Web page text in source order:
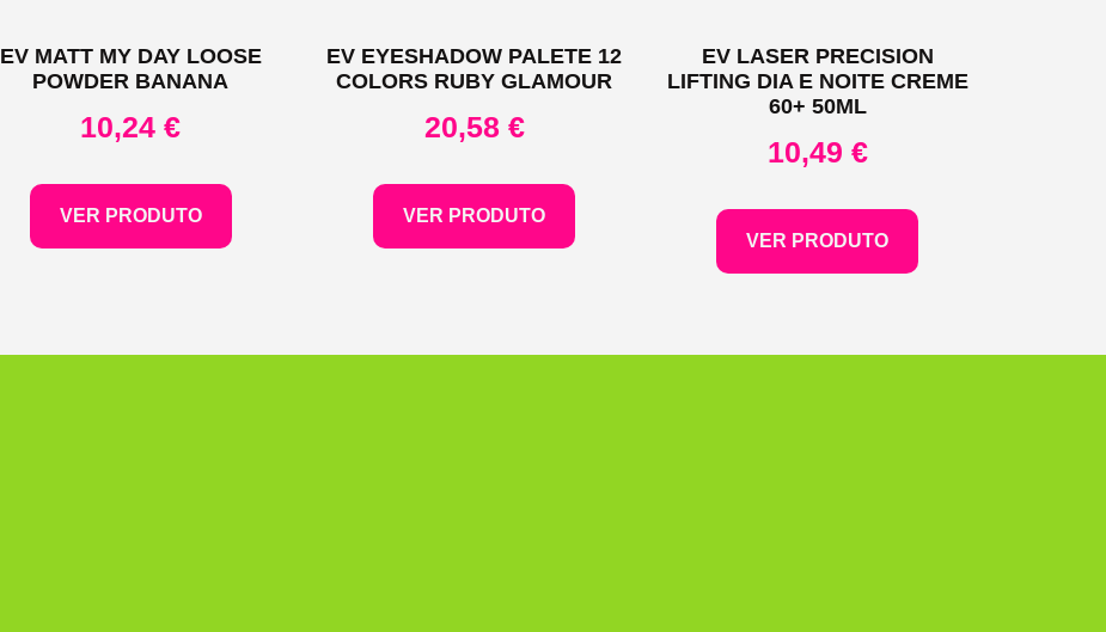
EV MATT MY DAY LOOSE
POWDER BANANA
10,24€
VER PRODUTO
EV EYESHADOW PALETE 12
COLORS RUBY GLAMOUR
20,58 €
VER PRODUTO
EV LASER PRECISION
LIFTING DIA E NOITE CREME
60+ 50ML
10,49 €
VER PRODUTO